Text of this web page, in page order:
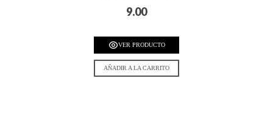
9.00
VER PRODUCTO
AÑADIR A LA CARRITO